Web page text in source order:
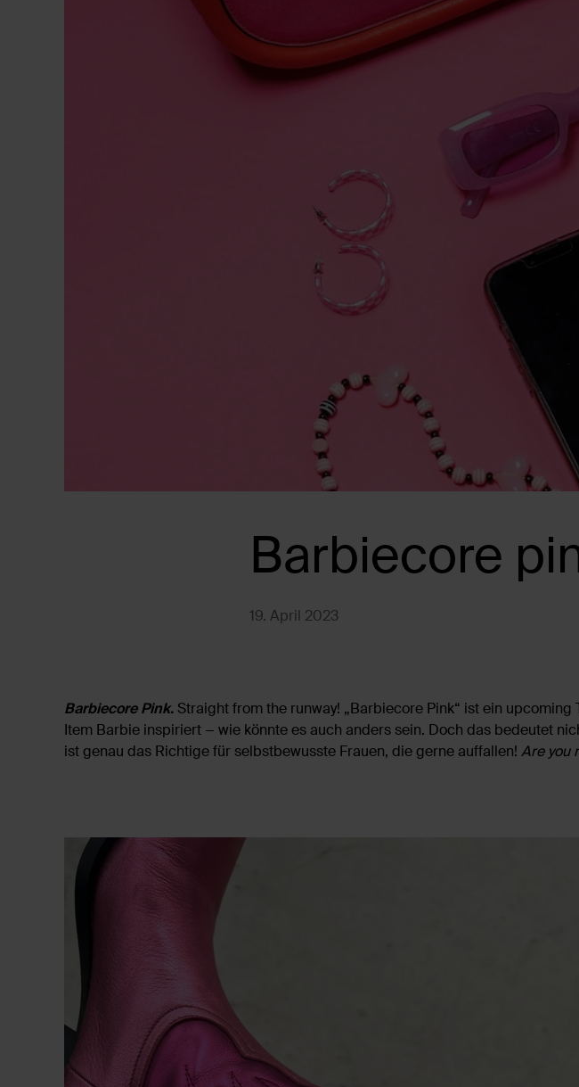
Barbiecore
19. April 2023
Barbiecore Pink. Straight from the runway! „Barbiecore Pink“ ist ein
Item Barbie inspiriert ­− wie könnte es auch anders sein. Doch das bedeutet
ist genau das Richtige für selbstbewusste Frauen, die gerne auffallen! Are you